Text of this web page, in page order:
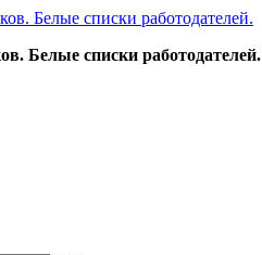
Белые списки работодателей.